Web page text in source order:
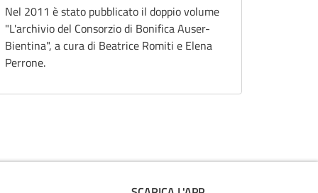
Nel 2011 è stato pubblicato il doppio volume
"L'archivio del Consorzio di Bonifica Auser-
Bientina", a cura di Beatrice Romiti e Elena
Perrone.